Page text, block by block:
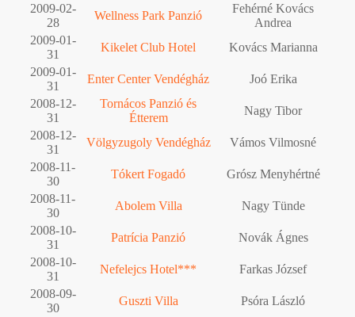
2009-02-
28
Wellness Park Panzió
Fehérné Kovács
Andrea
2009-01-
31
Kikelet Club Hotel
Kovács Marianna
2009-01-
31
Enter Center Vendégház
Joó Erika
2008-12-
31
Tornácos Panzió és
Étterem
Nagy Tibor
2008-12-
31
Völgyzugoly Vendégház
Vámos Vilmosné
2008-11-
30
Tókert Fogadó
Grósz Menyhértné
2008-11-
30
Abolem Villa
Nagy Tünde
2008-10-
31
Patrícia Panzió
Novák Ágnes
2008-10-
31
Nefelejcs Hotel***
Farkas József
2008-09-
30
Guszti Villa
Psóra László